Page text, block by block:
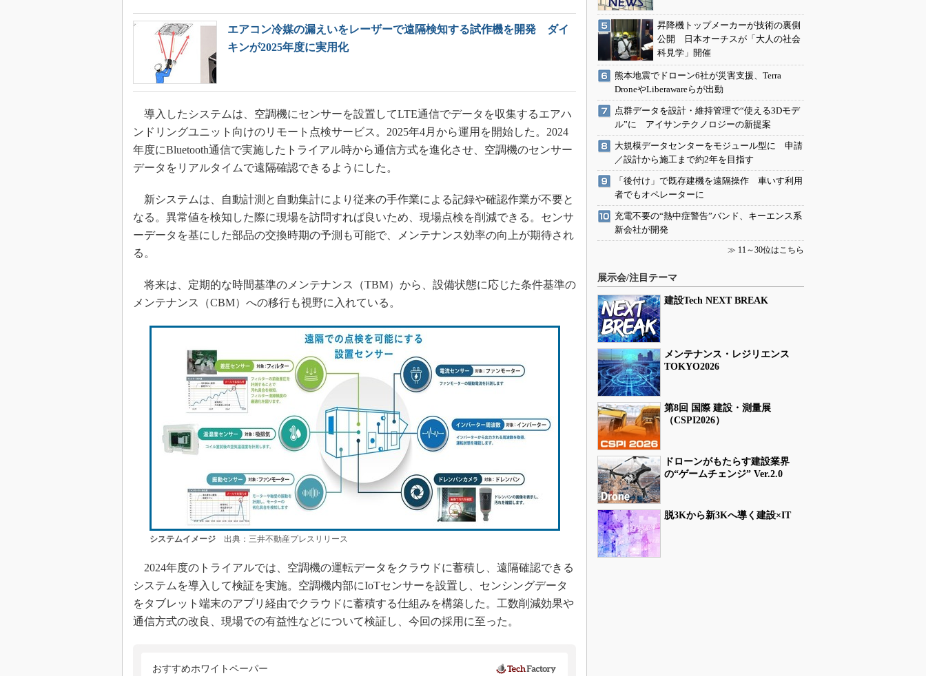
エアコン冷媒の漏えいをレーザーで遠隔検知する試作機を開発 ダイ
キンが2025年度に実用化
導入したシステムは、空調機にセンサーを設置してLTE通信でデータを収集するエアハ
ンドリングユニット向けのリモート点検サービス。2025年4月から運用を開始した。2024
年度にBluetooth通信で実施したトライアル時から通信方式を進化させ、空調機のセンサー
データをリアルタイムで遠隔確認できるようにした。
新システムは、自動計測と自動集計により従来の手作業による記録や確認作業が不要と
なる。異常値を検知した際に現場を訪問すれば良いため、現場点検を削減できる。センサ
ーデータを基にした部品の交換時期の予測も可能で、メンテナンス効率の向上が期待され
る。
将来は、定期的な時間基準のメンテナンス（TBM）から、設備状態に応じた条件基準の
メンテナンス（CBM）への移行も視野に入れている。
システムイメージ出典：三井不動産プレスリリース
2024年度のトライアルでは、空調機の運転データをクラウドに蓄積し、遠隔確認できる
システムを導入して検証を実施。空調機内部にIoTセンサーを設置し、センシングデータ
をタブレット端末のアプリ経由でクラウドに蓄積する仕組みを構築した。工数削減効果や
通信方式の改良、現場での有益性などについて検証し、今回の採用に至った。
おすすめホワイトペーパー
昇降機トップメーカーが技術の裏側
公開 日本オーチスが「大人の社会
科見学」開催
熊本地震でドローン6社が災害支援、Terra
DroneやLiberawareらが出動
点群データを設計・維持管理で“使える3Dモデ
ル”に アイサンテクノロジーの新提案
大規模データセンターをモジュール型に 申請
／設計から施工まで約2年を目指す
「後付け」で既存建機を遠隔操作 車いす利用
者でもオペレーターに
充電不要の“熱中症警告”バンド、キーエンス系
新会社が開発
≫ 11～30位はこちら
展示会/注目テーマ
建設Tech NEXT BREAK
メンテナンス・レジリエンス
TOKYO2026
第8回 国際 建設・測量展
（CSPI2026）
ドローンがもたらす建設業界
の“ゲームチェンジ” Ver.2.0
脱3Kから新3Kへ導く建設×IT